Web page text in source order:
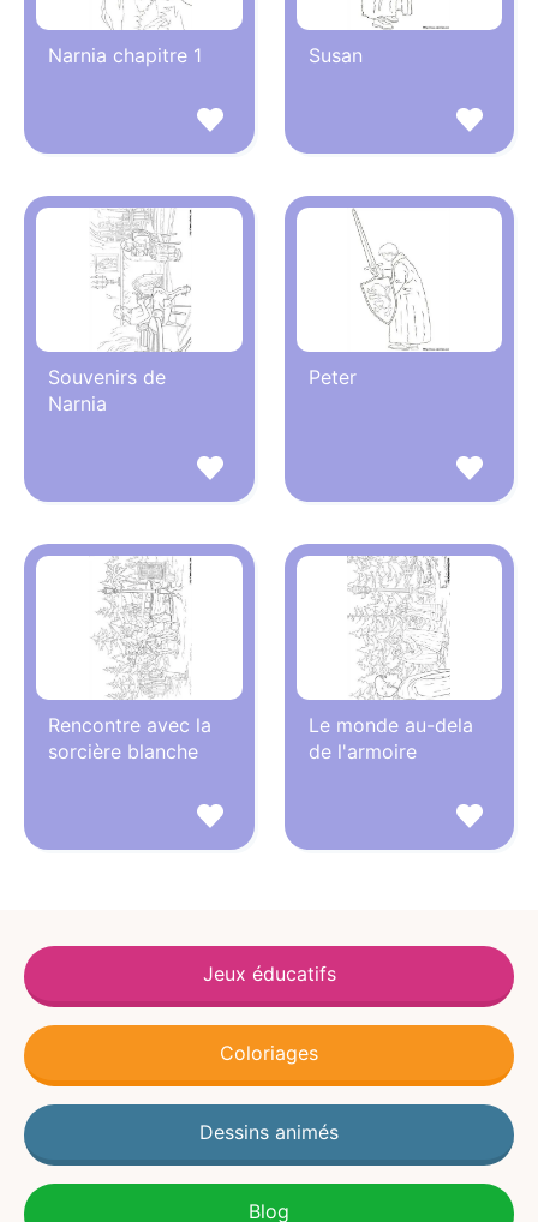
Narnia chapitre 1 Susan
Souvenirs de
Narnia
Peter
Rencontre avec la
sorcière blanche
Le monde au-dela
de l'armoire
Jeux éducatifs
Coloriages
Dessins animés
Blog